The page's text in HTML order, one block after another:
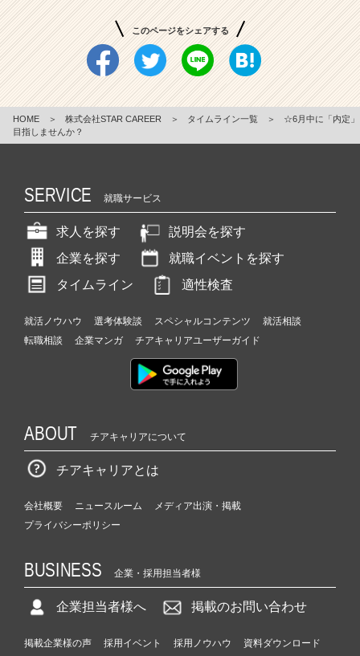
このページをシェアする
HOME ＞ 株式会社STAR CAREER ＞ タイムライン一覧 ＞
☆6月中に「内定」
目指しませんか？
SERVICE 就職サービス
求人を探す
説明会を探す
企業を探す
就職イベントを探す
タイムライン
適性検査
就活ノウハウ 選考体験談 スペシャルコンテンツ
就活相談
転職相談
企業マンガ チアキャリアユーザーガイド
ABOUT チアキャリアについて
チアキャリアとは
会社概要 ニュースルーム
メディア出演・掲載
プライバシーポリシー
BUSINESS 企業・採用担当者様
企業担当者様へ 掲載のお問い合わせ
掲載企業様の声 採用イベント 採用ノウハウ 資料ダウンロード